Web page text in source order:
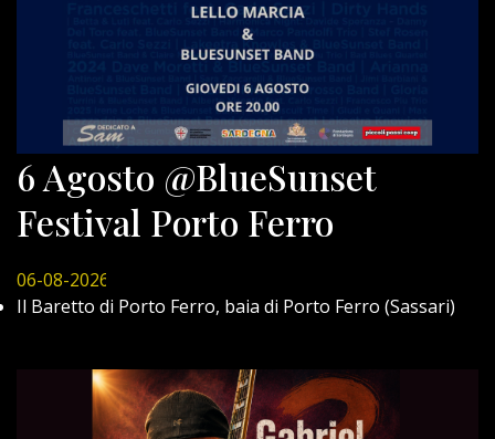
6 Agosto @BlueSunset
Festival Porto Ferro
06-08-2026
Il Baretto di Porto Ferro, baia di Porto Ferro (Sassari)